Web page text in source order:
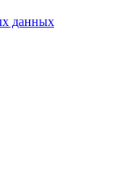
данных